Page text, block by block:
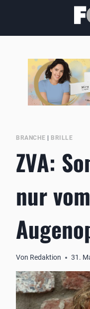
BRANCHE | BRILLE
ZVA:
nur
Von Redaktion 31.